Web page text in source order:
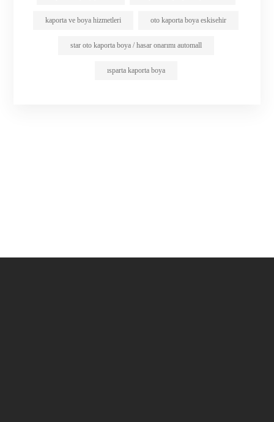
kaporta ve boya hizmetleri oto kaporta boya eskisehir
star oto kaporta boya / hasar onarımı automall
ısparta kaporta boya